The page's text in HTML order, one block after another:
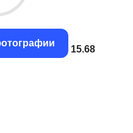
15.36